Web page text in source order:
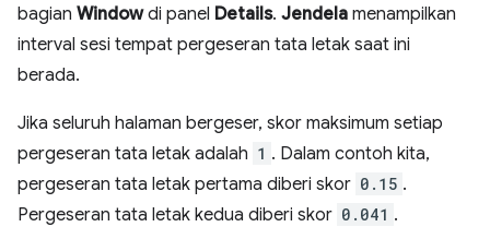
bagian Windowdi panel Details. Jendela menampilkan
interval sesi tempat pergeseran tata letak saat ini
berada.
Jika seluruh halaman bergeser, skor maksimum setiap
pergeseran tata letak adalah 1 . Dalam contoh kita,
pergeseran tata letak pertama diberi skor 0.15 .
Pergeseran tata letak kedua diberi skor 0.041 .